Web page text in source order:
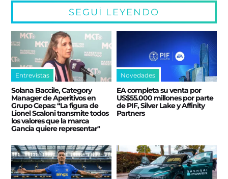
SEGUÍ LEYENDO
Entrevistas
Solana Baccile, Category
Manager de Aperitivos en
Grupo Cepas: “La figura de
Lionel Scaloni transmite todos
los valores que la marca
Gancia quiere representar"
Novedades
EA completa su venta por
US$55.000 millones por parte
de PIF, Silver Lake y Affinity
Partners